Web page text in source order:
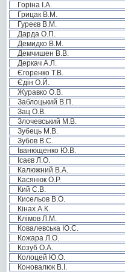
Горіна І.А.
Грицак В.М.
Гуреєв В.М.
Дарда О.П.
Демидко В.М.
Демчишен В.В.
Деркач А.Л.
Єгоренко Т.В.
Єдін О.Й.
Журавко О.В.
Заблоцький В.П.
Зац О.В.
Злочевський М.В.
Зубець М.В.
Зубов В.С.
Іванющенко Ю.В.
Ісаєв Л.О.
Калюжний В.А.
Касянюк О.Р.
Кий С.В.
Кисельов В.О.
Кінах А.К.
Клімов Л.М.
Ковалевська Ю.С.
Кожара Л.О.
Козуб О.А.
Колоцей Ю.О.
Коновалюк В.І.